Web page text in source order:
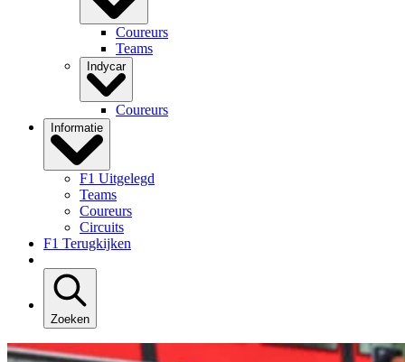
Coureurs
Teams
Indycar
Coureurs
Informatie
F1 Uitgelegd
Teams
Coureurs
Circuits
F1 Terugkijken
Zoeken